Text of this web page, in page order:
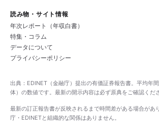
読み物・サイト情報
年次レポート（年収白書）
特集・コラム
データについて
プライバシーポリシー
出典：EDINET（金融庁）提出の有価証券報告書。平均年
体）の数値です。最新の開示内容は必ず原典をご確認くださ
最新の訂正報告書が反映されるまで時間差がある場合があ
庁・EDINETと組織的な関係はありません。